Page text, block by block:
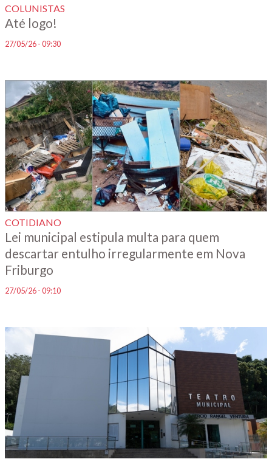
COLUNISTAS
Até logo!
27/05/26 - 09:30
COTIDIANO
Lei municipal estipula multa para quem
descartar entulho irregularmente em Nova
Friburgo
27/05/26 - 09:10